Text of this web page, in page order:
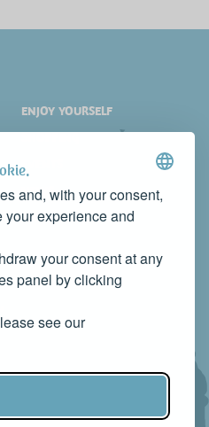
and, with your consent,
experience and
your consent at any
panel by clicking
see our
ENJOY YOURSELF
EVENTS
NEWS
WEB TV
ON THIS WEBSITE